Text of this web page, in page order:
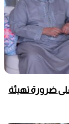
ضرورة تهيئة